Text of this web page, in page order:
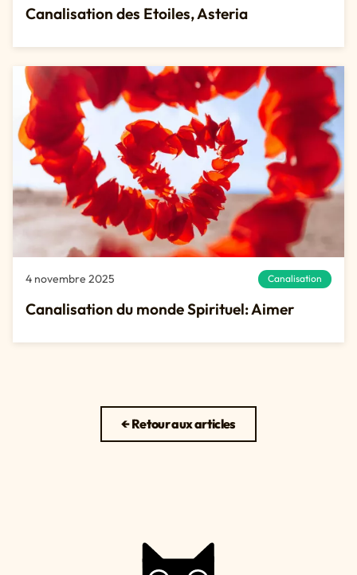
Canalisation des Etoiles, Asteria
4 novembre 2025 Canalisation
Canalisation du monde Spirituel: Aimer
← Retour aux articles